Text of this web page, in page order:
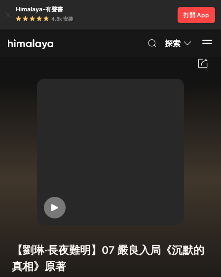
Himalaya-有聲書
4.8k 安裝
打開 App
探索
【劉琳·長夜難明】07 嚴良入局《沉默的
真相》原著